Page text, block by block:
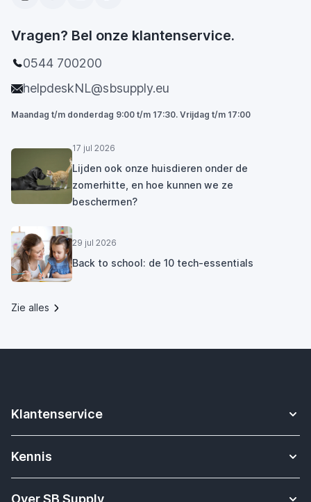
Vragen? Bel onze klantenservice.
0544 700200
helpdeskNL@sbsupply.eu
Maandag t/m donderdag 9:00 t/m 17:30. Vrijdag t/m 17:00
17 jul 2026
Lijden ook onze huisdieren onder de
zomerhitte, en hoe kunnen we ze
beschermen?
29 jul 2026
Back to school: de 10 tech-essentials
Zie alles
Klantenservice
Contact
Verzending & bezorging
Kennis
Apple Watch bandjes kennisbank
Over SB Supply